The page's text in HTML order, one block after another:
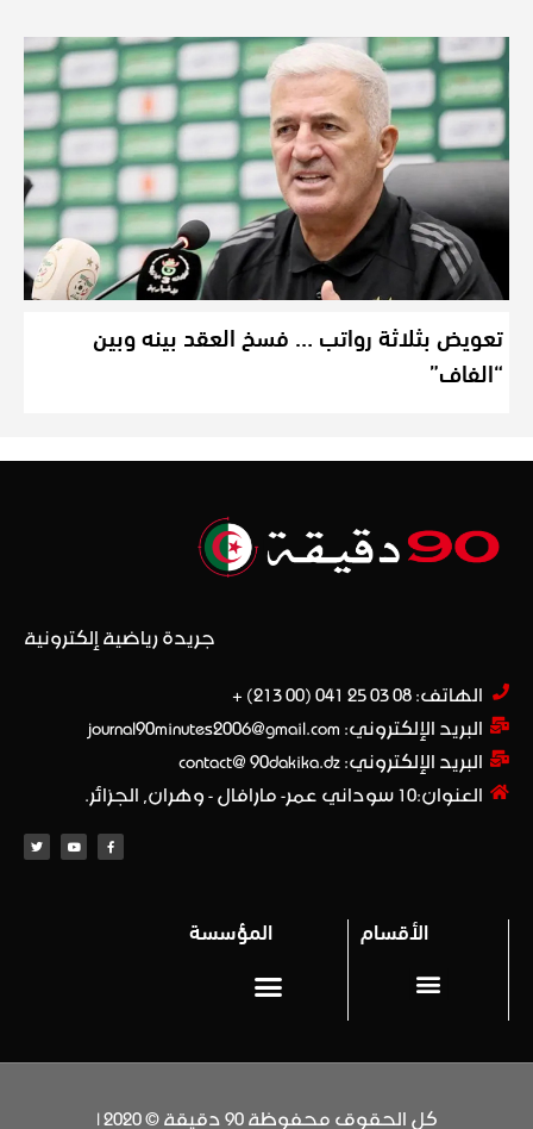
تعويض بثلاثة رواتب … فسخ العقد بينه وبين
“الفاف”
جريدة رياضية إلكترونية
الهاتف: 08 03 25 041 (00 213) +​
البريد الإلكتروني: journal90minutes2006@gmail.com
البريد الإلكتروني: contact@ 90dakika.dz
العنوان:10 سوداني عمر- مارافال - وهران, الجزائر.
الأقسام المؤسسة
كل الحقوق محفوظة 90 دقيقة © 2020 |